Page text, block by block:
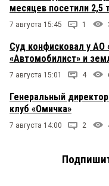
месяцев посетили 2,5
7 августа 15:45 1
Суд конфисковал у АО
«Автомобилист» и
7 августа 15:01 4
Генеральный
клуб «Омичка»
7 августа 14:00 2